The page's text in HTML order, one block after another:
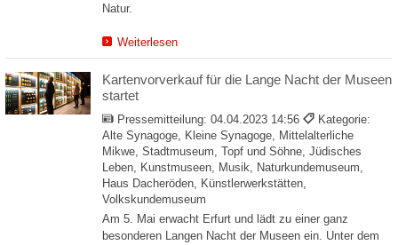
Natur.
Weiterlesen
Kartenvorverkauf für die Lange Nacht der Museen
startet
Pressemitteilung: 04.04.2023 14:56
Kategorie:
Alte Synagoge, Kleine Synagoge, Mittelalterliche
Mikwe, Stadtmuseum, Topf und Söhne, Jüdisches
Leben, Kunstmuseen, Musik, Naturkundemuseum,
Haus Dacheröden, Künstlerwerkstätten,
Volkskundemuseum
Am 5. Mai erwacht Erfurt und lädt zu einer ganz
besonderen Langen Nacht der Museen ein. Unter dem